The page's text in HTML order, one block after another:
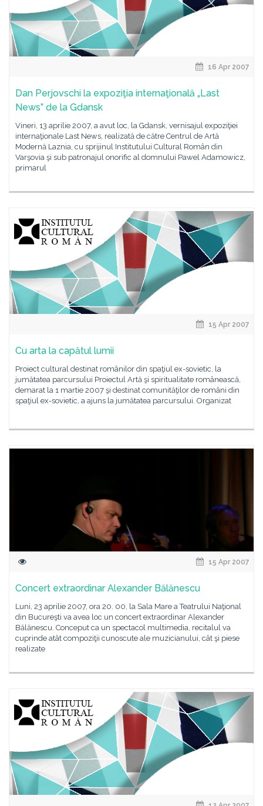
16 Apr 2007
Dan Perjovschi la expoziţia internaţională „Last
News” de la Gdansk
Vineri, 13 aprilie 2007, a avut loc, la Gdansk, vernisajul expoziţiei
internaţionale Last News, realizată de către Centrul de Artă
Modernă Laznia, cu sprijinul Institutului Cultural Român din
Varşovia şi sub patronajul onorific al domnului Pawel Adamowicz,
primarul
15 Apr 2007
Cu arta la capătul lumii
Proiect cultural destinat românilor din spaţiul ex-sovietic, la
jumătatea parcursului Proiectul Artă şi spiritualitate românească,
demarat la 1 martie 2007 şi destinat comunităţilor de români din
spaţiul ex-sovietic, a ajuns la jumătatea parcursului. Organizat
15 Apr 2007
Concert extraordinar Alexander Bălănescu
Luni, 23 aprilie 2007, ora 20. 00, la Sala Mare a Teatrului Naţional
din Bucureşti va avea loc un concert extraordinar Alexander
Bălănescu. Conceput ca un spectacol multimedia, recitalul va
cuprinde atât compoziţii cunoscute ale muzicianului, cât şi piese
realizate